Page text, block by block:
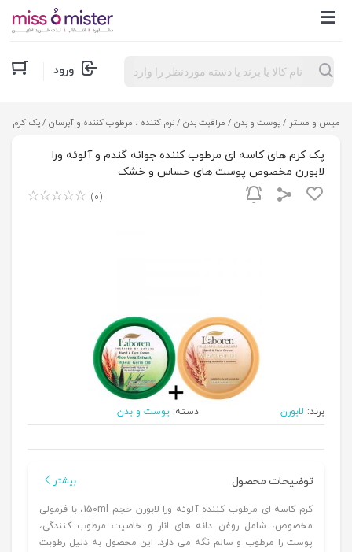
Products
search ورود
میس و مستر /پوست و بدن / مراقبت بدن /نرم کننده ، مرطوب کننده و آبرسان / پک کرم
پک کرم های کاسه ای مرطوب کننده جوانه گندم و آلوئه ورا
لابورن مخصوص پوست های حساس و خشک
(0)
برند: لابورن دسته: پوست و بدن
توضیحات محصول بیشتر
کرم کاسه ای مرطوب کننده آلوئه ورا لابورن حجم 150ml، با فرمولی
مخصوص، شامل روغن دانه های انار و خاصیت مرطوب کنندگی،
پوست را مرطوب و سالم نگه می دارد. این محصول به دلیل رطوبت